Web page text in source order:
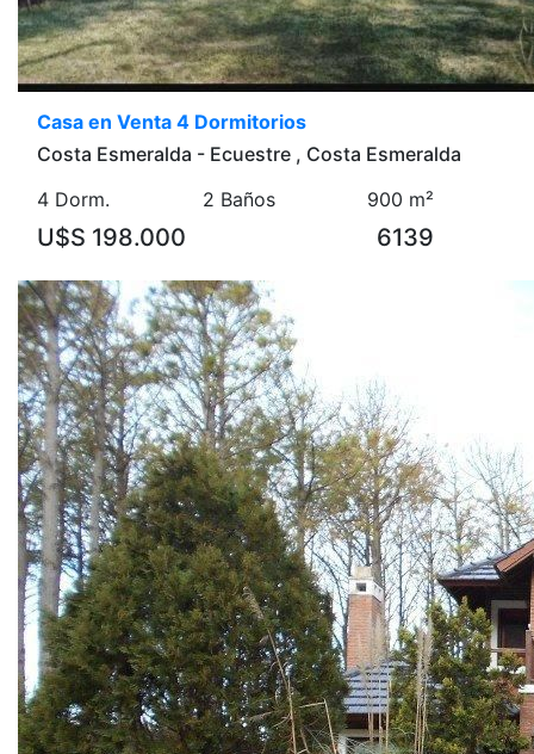
Casa en Venta 4 Dormitorios
Costa Esmeralda - Ecuestre , Costa Esmeralda
4 Dorm.
2 Baños 900 m²
U$S 198.000 6139